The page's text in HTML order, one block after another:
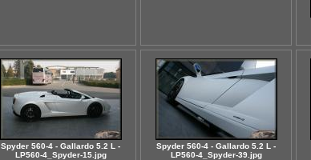
Spyder 560-4 - Gallardo 5.2 L -
LP560-4_Spyder-15.jpg
Spyder 560-4 - Gallardo 5.2 L -
LP560-4_Spyder-39.jpg